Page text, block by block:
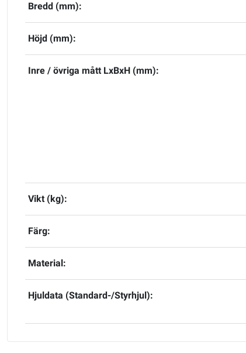
Bredd (mm):
Höjd (mm):
Inre / övriga mått LxBxH (mm):
Vikt (kg):
Färg:
Material:
Hjuldata (Standard-/Styrhjul):